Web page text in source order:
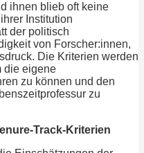
ihnen blieb oft keine
Institution
der politisch
von Forscher:innen,
Die Kriterien werden
die eigene
zu können und den
zu
Track-Kriterien